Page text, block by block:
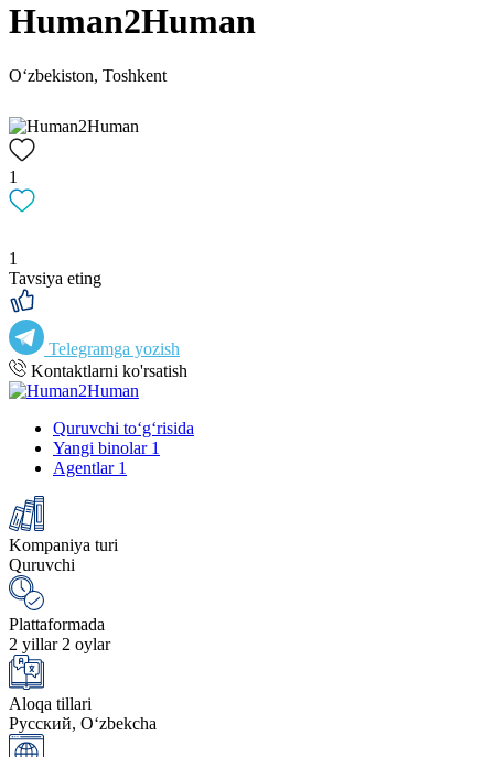
Human2Human
Oʻzbekiston, Toshkent
1
1
Tavsiya eting
Telegramga yozish
Kontaktlarni ko'rsatish
Quruvchi to‘g‘risida
Yangi binolar 1
Agentlar 1
Kompaniya turi
Quruvchi
Plattaformada
2 yillar 2 oylar
Aloqa tillari
Русский, Oʻzbekcha